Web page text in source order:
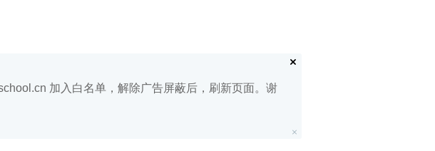
加入白名单，解除广告屏蔽后，刷新页面。谢